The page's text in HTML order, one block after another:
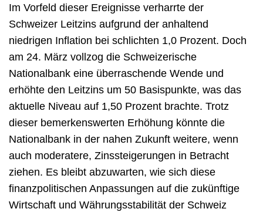
Im Vorfeld dieser Ereignisse verharrte der
Schweizer Leitzins aufgrund der anhaltend
niedrigen Inflation bei schlichten 1,0 Prozent. Doch
am 24. März vollzog die Schweizerische
Nationalbank eine überraschende Wende und
erhöhte den Leitzins um 50 Basispunkte, was das
aktuelle Niveau auf 1,50 Prozent brachte. Trotz
dieser bemerkenswerten Erhöhung könnte die
Nationalbank in der nahen Zukunft weitere, wenn
auch moderatere, Zinssteigerungen in Betracht
ziehen. Es bleibt abzuwarten, wie sich diese
finanzpolitischen Anpassungen auf die zukünftige
Wirtschaft und Währungsstabilität der Schweiz